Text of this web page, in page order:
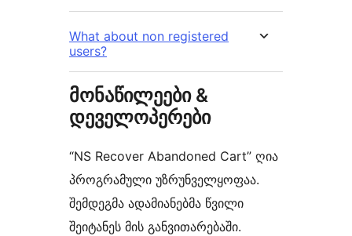
What about non registered
users?
მონაწილეები &
დეველოპერები
“NS Recover Abandoned Cart” ღია
პროგრამული უზრუნველყოფაა.
შემდეგმა ადამიანებმა წვილი
შეიტანეს მის განვითარებაში.